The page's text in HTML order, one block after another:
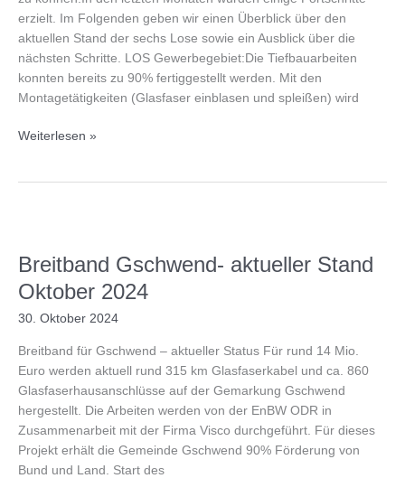
erzielt. Im Folgenden geben wir einen Überblick über den
aktuellen Stand der sechs Lose sowie ein Ausblick über die
nächsten Schritte. LOS Gewerbegebiet:Die Tiefbauarbeiten
konnten bereits zu 90% fertiggestellt werden. Mit den
Montagetätigkeiten (Glasfaser einblasen und spleißen) wird
Breitband
Dezember
2024
Weiterlesen »
Breitband Gschwend- aktueller Stand
Oktober 2024
30. Oktober 2024
Breitband für Gschwend – aktueller Status Für rund 14 Mio.
Euro werden aktuell rund 315 km Glasfaserkabel und ca. 860
Glasfaserhausanschlüsse auf der Gemarkung Gschwend
hergestellt. Die Arbeiten werden von der EnBW ODR in
Zusammenarbeit mit der Firma Visco durchgeführt. Für dieses
Projekt erhält die Gemeinde Gschwend 90% Förderung von
Bund und Land. Start des